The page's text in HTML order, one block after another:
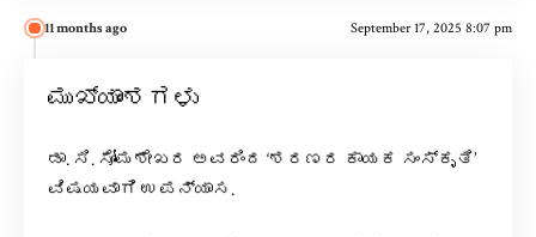
11 months ago September 17, 2025 8:07 pm
ಮುಖ್ಯಾಂಶಗಳು
ಡಾ. ಸಿ. ಸೋಮಶೇಖರ ಅವರಿಂದ ‘ಶರಣರ ಕಾಯಕ ಸಂಸ್ಕೃತಿ’
ವಿಷಯವಾಗಿ ಉಪನ್ಯಾಸ.